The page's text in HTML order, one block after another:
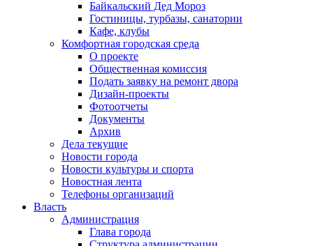
Байкальский Дед Мороз
Гостиницы, турбазы, санатории
Кафе, клубы
Комфортная городская среда
О проекте
Общественная комиссия
Подать заявку на ремонт двора
Дизайн-проекты
Фотоотчеты
Документы
Архив
Дела текущие
Новости города
Новости культуры и спорта
Новостная лента
Телефоны организаций
Власть
Администрация
Глава города